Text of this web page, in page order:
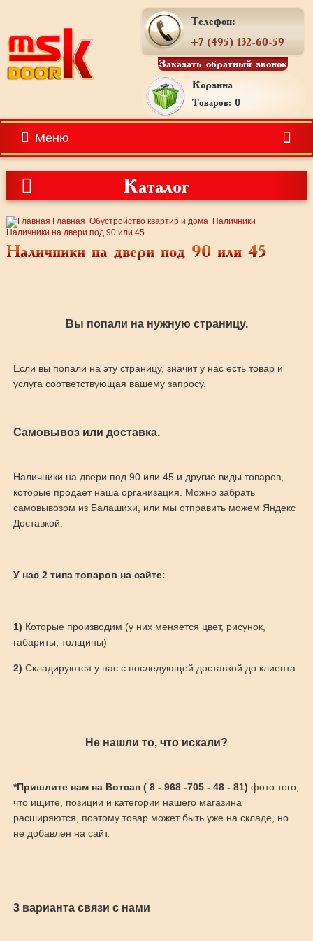
Телефон:
+7 (495) 132-60-59
Заказать обратный звонок
Корзина
Товаров: 0
Меню
Каталог
Главная Обустройство квартир и дома Наличники
Наличники на двери под 90 или 45
Наличники на двери под 90 или 45
Вы попали на нужную страницу.
Если вы попали на эту страницу, значит у нас есть товар и
услуга соответствующая вашему запросу.
Самовывоз или доставка.
Наличники на двери под 90 или 45 и другие виды товаров,
которые продает наша организация. Можно забрать
самовывозом из Балашихи, или мы отправить можем Яндекс
Доставкой.
У нас 2 типа товаров на сайте:
1) Которые производим (у них меняется цвет, рисунок,
габариты, толщины)
2) Складируются у нас с последующей доставкой до клиента.
Не нашли то, что искали?
*Пришлите нам на Вотсап ( 8 - 968 -705 - 48 - 81) фото того,
что ищите, позиции и категории нашего магазина
расширяются, поэтому товар может быть уже на складе, но
не добавлен на сайт.
3 варианта связи с нами